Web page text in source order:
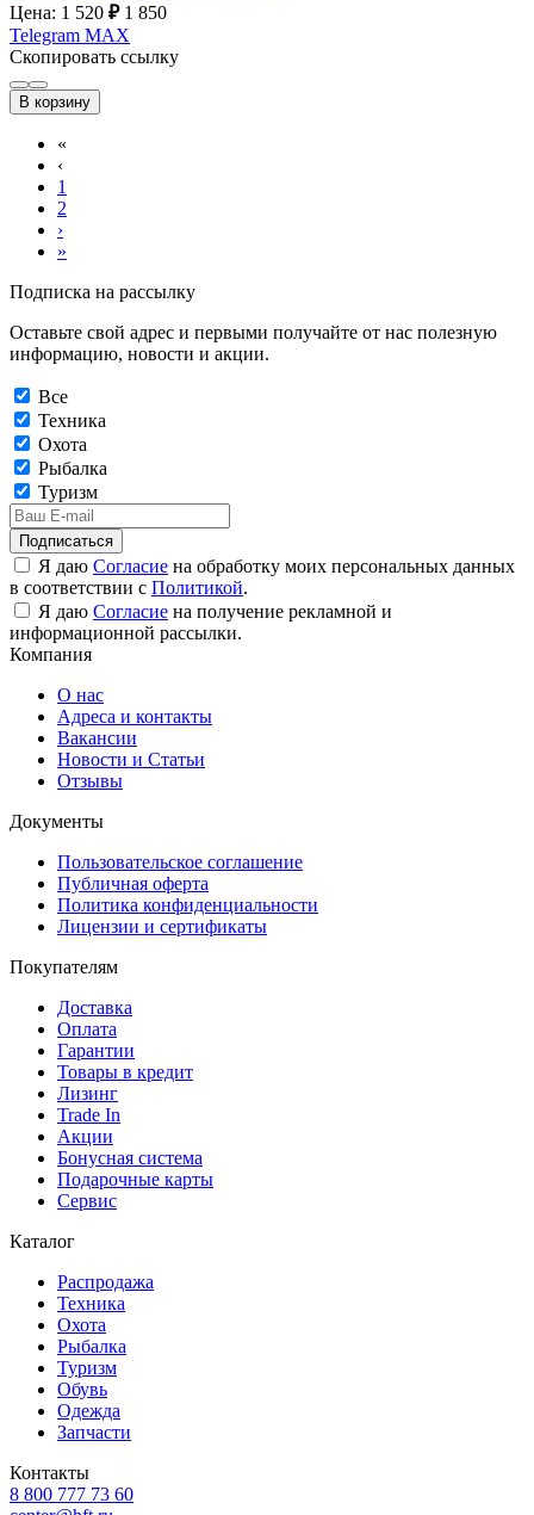
Цена: 1 520 ₽ 1 850
Telegram MAX
Скопировать ссылку
В корзину
«
‹
1
2
›
»
Подписка на рассылку
Оставьте свой адрес и первыми получайте от нас полезную
информацию, новости и акции.
Все
Техника
Охота
Рыбалка
Туризм
Подписаться
Я даю Согласие на обработку моих персональных данных
в соответствии с Политикой.
Я даю Согласие на получение рекламной и
информационной рассылки.
Компания
О нас
Адреса и контакты
Вакансии
Новости и Статьи
Отзывы
Документы
Пользовательское соглашение
Публичная оферта
Политика конфиденциальности
Лицензии и сертификаты
Покупателям
Доставка
Оплата
Гарантии
Товары в кредит
Лизинг
Trade In
Акции
Бонусная система
Подарочные карты
Сервис
Каталог
Распродажа
Техника
Охота
Рыбалка
Туризм
Обувь
Одежда
Запчасти
Контакты
8 800 777 73 60